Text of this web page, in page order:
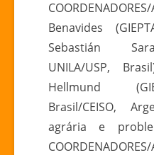
Benavides
Sebastián
UNILA/USP,
Hellmund
Brasil/CEISO,
agrária e